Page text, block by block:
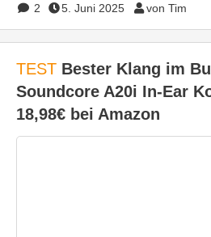
2 5. Juni 2025 von Tim
TEST Bester Klang im
Soundcore A20i In-Ear
18,98€ bei Amazon